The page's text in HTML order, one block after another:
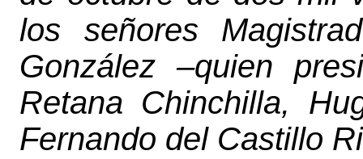
los señores
González –quien
Retana Chinchilla,
Fernando del Castillo